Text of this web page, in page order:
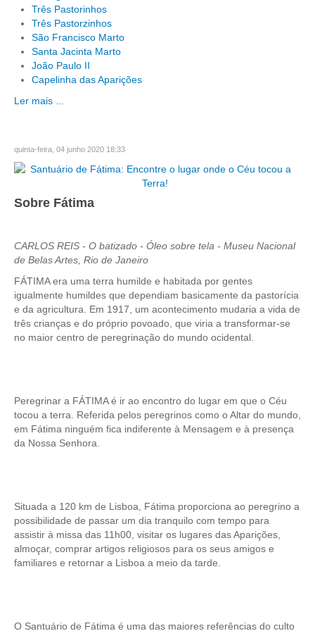
Três Pastorinhos
Três Pastorzinhos
São Francisco Marto
Santa Jacinta Marto
João Paulo II
Capelinha das Aparições
Ler mais ...
quinta-feira, 04 junho 2020 18:33
Sobre Fátima
CARLOS REIS - O batizado - Óleo sobre tela - Museu Nacional
de Belas Artes, Rio de Janeiro
FÁTIMA era uma terra humilde e habitada por gentes
igualmente humildes que dependiam basicamente da pastorícia
e da agricultura. Em 1917, um acontecimento mudaria a vida de
três crianças e do próprio povoado, que viria a transformar-se
no maior centro de peregrinação do mundo ocidental.
Peregrinar a FÁTIMA é ir ao encontro do lugar em que o Céu
tocou a terra. Referida pelos peregrinos como o Altar do mundo,
em Fátima ninguém fica indiferente à Mensagem e à presença
da Nossa Senhora.
Situada a 120 km de Lisboa, Fátima proporciona ao peregrino a
possibilidade de passar um dia tranquilo com tempo para
assistir à missa das 11h00, visitar os lugares das Aparições,
almoçar, comprar artigos religiosos para os seus amigos e
familiares e retornar a Lisboa a meio da tarde.
O Santuário de Fátima é uma das maiores referências do culto